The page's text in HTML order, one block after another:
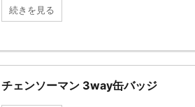
続きを見る
チェンソーマン 3way缶バッジ